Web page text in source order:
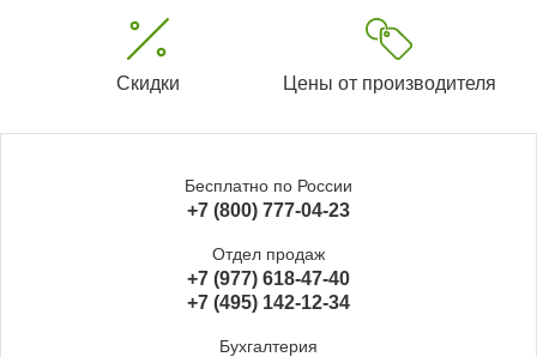
Скидки Цены от производителя
Бесплатно по России
+7 (800) 777-04-23
Отдел продаж
+7 (977) 618-47-40
+7 (495) 142-12-34
Бухгалтерия